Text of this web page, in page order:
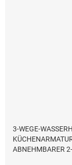
3-WEGE-
ABNEHMBARER